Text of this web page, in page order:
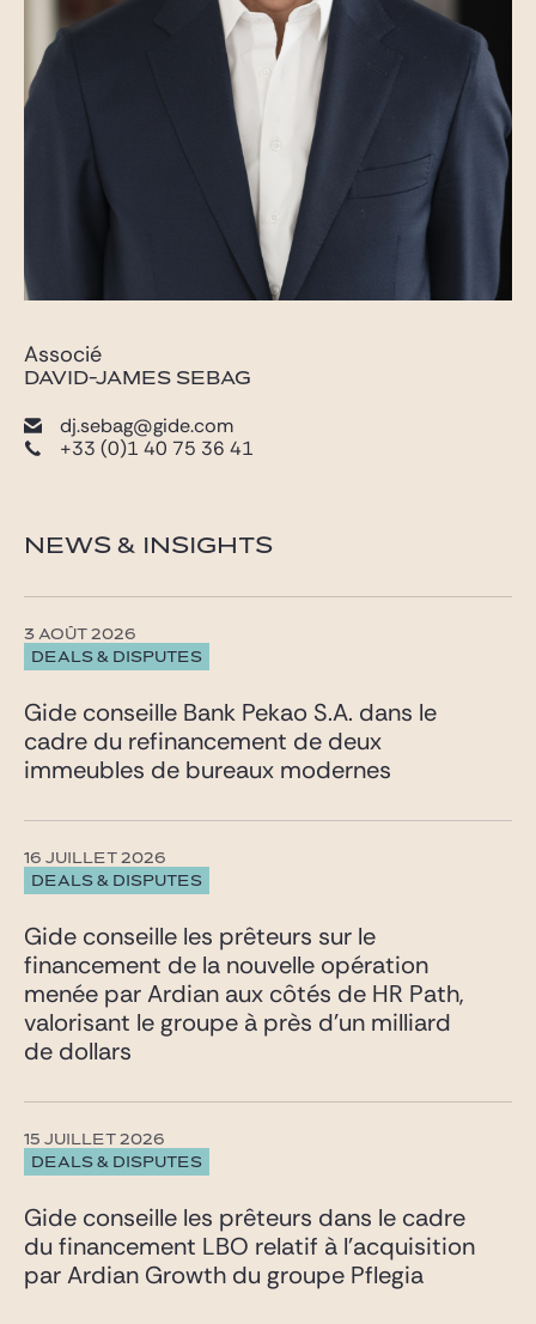
Associé
DAVID-JAMES SEBAG
dj.sebag@gide.com
+33 (0)1 40 75 36 41
NEWS & INSIGHTS
DEALS & DISPUTES
3 AOÛT 2026
Gide conseille Bank Pekao S.A. dans le
cadre du refinancement de deux
immeubles de bureaux modernes
DEALS & DISPUTES
16 JUILLET 2026
Gide conseille les prêteurs sur le
financement de la nouvelle opération
menée par Ardian aux côtés de HR Path,
valorisant le groupe à près d’un milliard
de dollars
DEALS & DISPUTES
15 JUILLET 2026
Gide conseille les prêteurs dans le cadre
du financement LBO relatif à l’acquisition
par Ardian Growth du groupe Pflegia